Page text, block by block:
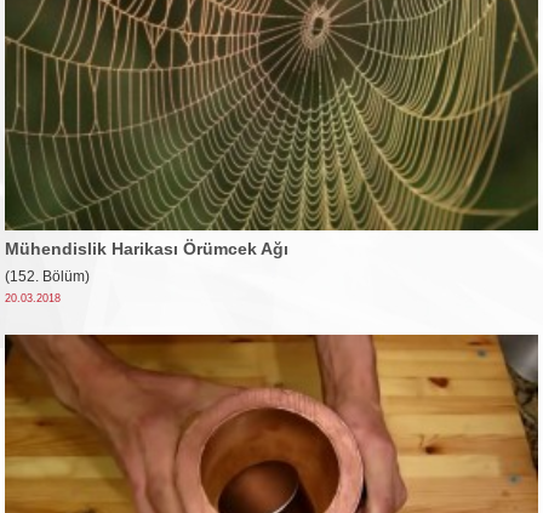
Mühendislik Harikası Örümcek Ağı
(152. Bölüm)
20.03.2018